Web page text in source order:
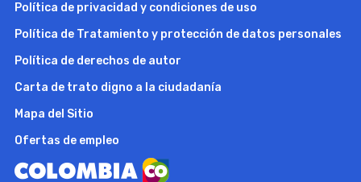
Política de privacidad y condiciones de uso
Política de Tratamiento y protección de datos personales
Política de derechos de autor
Carta de trato digno a la ciudadanía
Mapa del Sitio
Ofertas de empleo